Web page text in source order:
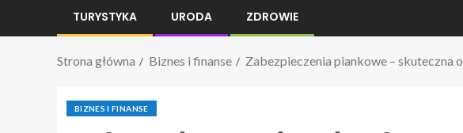
TURYSTYKA URODA ZDROWIE
Strona główna Biznes i finanse Zabezpieczenia piankowe – skuteczna
BIZNES I FINANSE